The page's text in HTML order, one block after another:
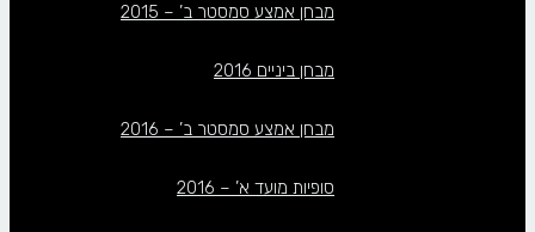
מבחן אמצע סמסטר ב’ – 2015
מבחן ביניים 2016
מבחן אמצע סמסטר ב’ – 2016
סופיות מועד א’ – 2016